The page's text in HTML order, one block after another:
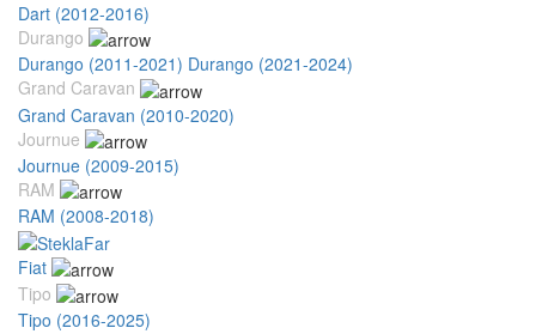
Dart (2012-2016)
Durango
Durango (2011-2021) Durango (2021-2024)
Grand Caravan
Grand Caravan (2010-2020)
Journue
Journue (2009-2015)
RAM
RAM (2008-2018)
Fiat
Tipo
Tipo (2016-2025)